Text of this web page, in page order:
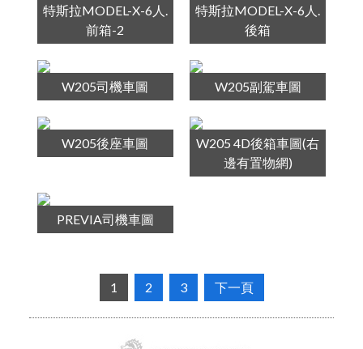
特斯拉MODEL-X-6人.
前箱-2
特斯拉MODEL-X-6人.
後箱
W205司機車圖 W205副駕車圖
W205後座車圖
W205 4D後箱車圖(右
邊有置物網)
PREVIA司機車圖
1 2 3 下一頁